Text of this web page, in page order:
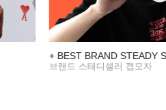
+ BEST BRAND STEADY
브랜드 스테디셀러 캡모자